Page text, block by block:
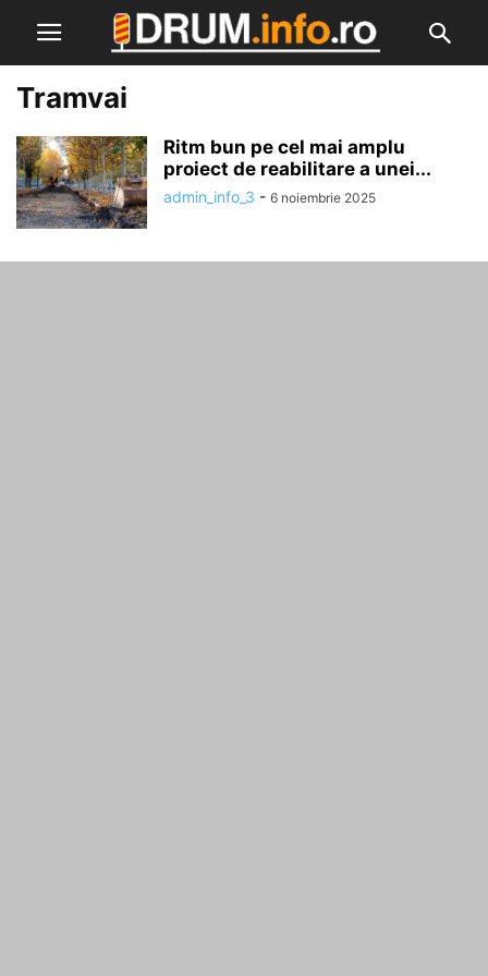
Tramvai
Ritm bun pe cel mai amplu
proiect de reabilitare a unei...
admin_info_3 - 6 noiembrie 2025